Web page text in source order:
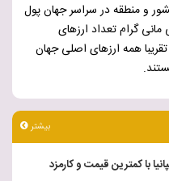
گرام می‌توان به بیش از 200 کشور و منطقه در سراسر جهان پول
گرام تعداد ارزهای
همه ارزهای اصلی جهان
بیشتر
با کمترین قیمت و کارمزد